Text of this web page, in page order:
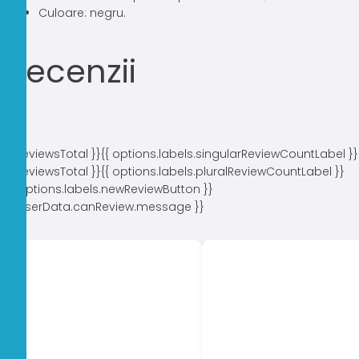
Culoare: negru.
Recenzii
{{ reviewsTotal }}{{ options.labels.singularReviewCountLabel }}
{{ reviewsTotal }}{{ options.labels.pluralReviewCountLabel }}
{{ options.labels.newReviewButton }}
{{ userData.canReview.message }}